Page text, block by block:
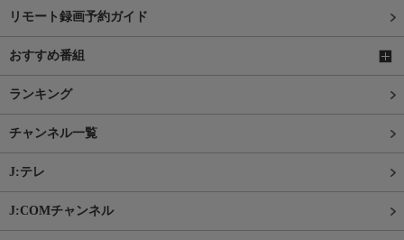
リモート録画予約ガイド
おすすめ番組
ランキング
チャンネル一覧
J:テレ
J:COMチャンネル